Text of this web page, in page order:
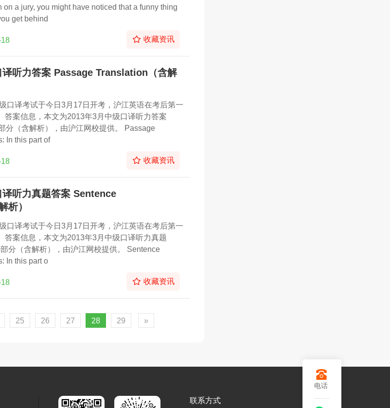
on a jury, you might have noticed that a funny thing
get behind
收藏资讯
译听力答案 Passage Translation（含解
口译考试于今日3月17日开考，沪江英语在考后第一
答案信息，本文为2013年3月中级口译听力答案
分（含解析），由沪江网校提供。 Passage
In this part of
收藏资讯
听力真题答案 Sentence
析）
口译考试于今日3月17日开考，沪江英语在考后第一
答案信息，本文为2013年3月中级口译听力真题
分（含解析），由沪江网校提供。 Sentence
In this part o
收藏资讯
25 26 27 28 29 »
联系方式
电话